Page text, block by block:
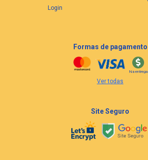
Login
Formas de pagamento
Na entrega
Ver todas
Site Seguro